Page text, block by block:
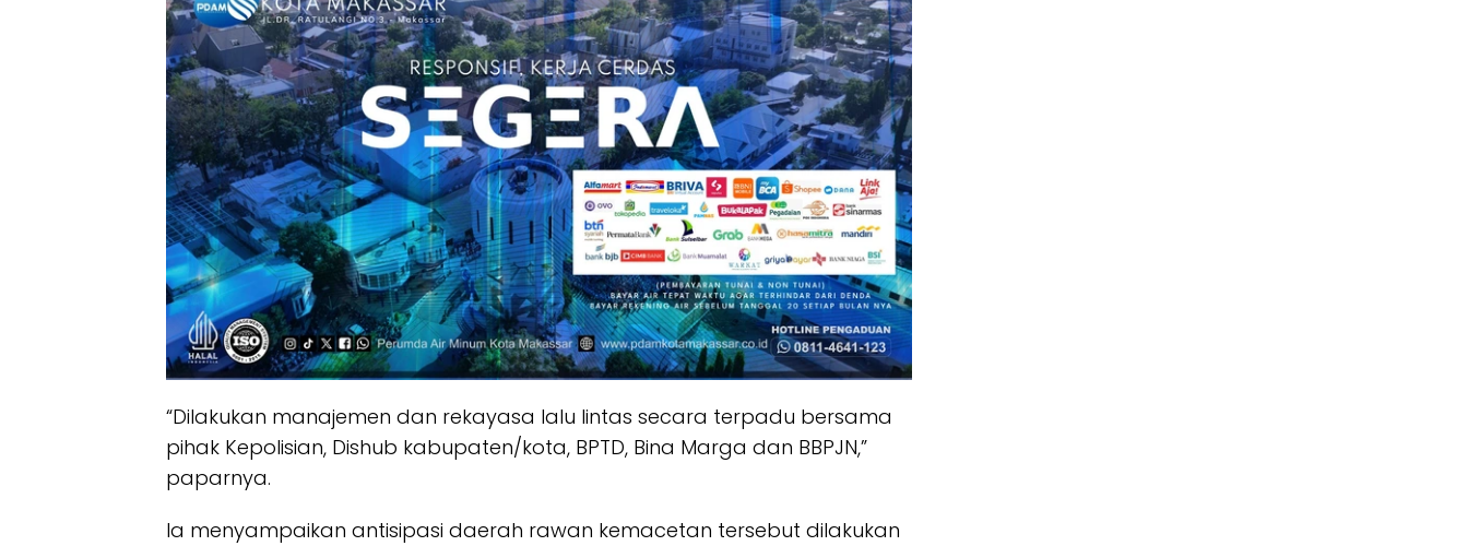
“Dilakukan manajemen dan rekayasa lalu lintas secara terpadu bersama
pihak Kepolisian, Dishub kabupaten/kota, BPTD, Bina Marga dan BBPJN,”
paparnya.
Ia menyampaikan antisipasi daerah rawan kemacetan tersebut dilakukan